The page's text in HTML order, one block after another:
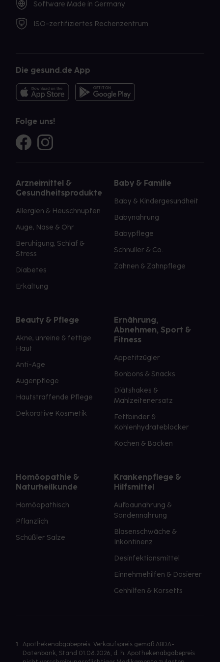
Software Made in Germany
ISO-zertifiziertes Rechenzentrum
Die gesund.de App
Folge uns!
Arzneimittel &
Gesundheitsprodukte
Allergien & Heuschnupfen
Auge, Nase & Ohr
Beruhigung, Schlaf &
Stress
Diabetes
Erkältung
Baby & Familie
Baby & Kindergesundheit
Babynahrung
Babypflege
Schnuller & Co.
Zahnen & Zahnpflege
Beauty & Pflege
Akne, unreine & fettige
Haut
Anti-Age
Augenpflege
Hautstraffende Pflege
Dekorative Kosmetik
Ernährung,
Abnehmen, Sport &
Fitness
Appetitzügler
Bonbons & Snacks
Diätshakes &
Mahlzeitenersatz
Fettbinder &
Kohlenhydrateblocker
Kochen & Backen
Homöopathie &
Naturheilkunde
Homöopathisch
Pflanzlich
Schüßler Salze
Krankenpflege &
Hilfsmittel
Aufbaunahrung &
Sondennahrung
Blasenschwäche &
Inkontinenz
Desinfektionsmittel
Einnehmehilfen & Dosierer
Gehhilfen & Korsetts
1
Apothekenabgabepreis: Verkaufspreis gemäß ABDA-
Datenbank, Stand 01.08.2026, d. h. Apothekenabgabepreis